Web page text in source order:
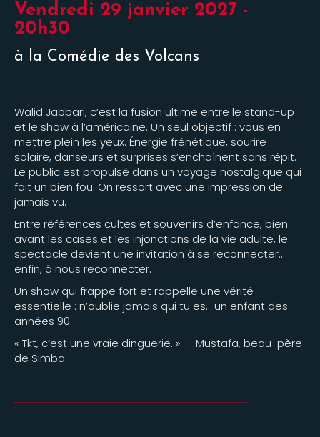
Vendredi 29 janvier 2027 -
20h30
à la Comédie des Volcans
Walid Jabbari, c’est la fusion ultime entre le stand-up
et le show à l’américaine. Un seul objectif : vous en
mettre plein les yeux. Énergie frénétique, sourire
solaire, danseurs et surprises s’enchaînent sans répit.
Le public est propulsé dans un voyage nostalgique qui
fait un bien fou. On ressort avec une impression de
jamais vu.
Entre références cultes et souvenirs d’enfance, bien
avant les cases et les injonctions de la vie adulte, le
spectacle devient une invitation à se reconnecter…
enfin, à nous reconnecter.
Un show qui frappe fort et rappelle une vérité
essentielle : n’oublie jamais qui tu es… un enfant des
années 90.
« Tkt, c’est une vraie dinguerie. » — Mustafa, beau-père
de Simba